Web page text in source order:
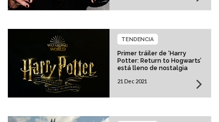
Primer tráiler de ‘Harry
Potter: Return to Hogwarts’
está lleno de nostalgia
TENDENCIA
21 Dec 2021